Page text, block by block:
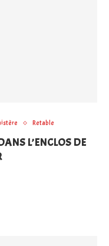
Retable
L’ENCLOS DE